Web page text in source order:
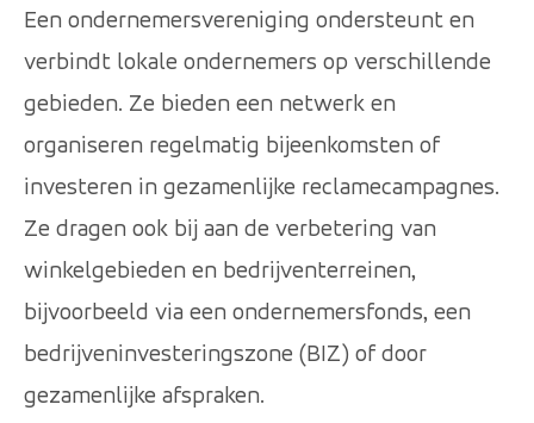
Een ondernemersvereniging ondersteunt en
verbindt lokale ondernemers op verschillende
gebieden. Ze bieden een netwerk en
organiseren regelmatig bijeenkomsten of
investeren in gezamenlijke reclamecampagnes.
Ze dragen ook bij aan de verbetering van
winkelgebieden en bedrijventerreinen,
bijvoorbeeld via een ondernemersfonds, een
bedrijveninvesteringszone (BIZ) of door
gezamenlijke afspraken.